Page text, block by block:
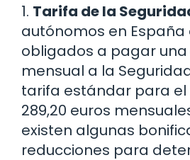
1. Tarifa de la
autónomos en España
obligados a pagar
mensual a la
tarifa estándar para el
289,20 euros
existen algunas
reducciones para